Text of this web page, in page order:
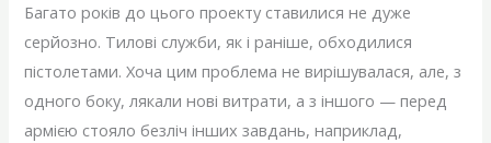
Багато років до цього проекту ставилися не дуже
серйозно. Тилові служби, як і раніше, обходилися
пістолетами. Хоча цим проблема не вирішувалася, але, з
одного боку, лякали нові витрати, а з іншого — перед
армією стояло безліч інших завдань, наприклад,